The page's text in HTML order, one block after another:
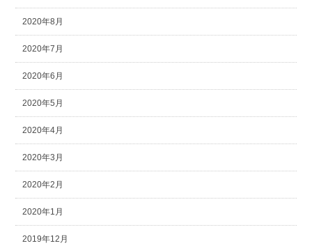
2020年8月
2020年7月
2020年6月
2020年5月
2020年4月
2020年3月
2020年2月
2020年1月
2019年12月